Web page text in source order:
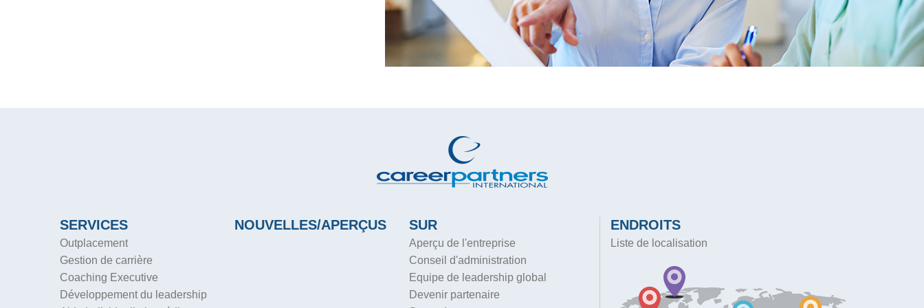
SERVICES
Outplacement
Gestion de carrière
Coaching Executive
Développement du leadership
NOUVELLES/APERÇUS SUR
Aperçu de l'entreprise
Conseil d'administration
Equipe de leadership global
Devenir partenaire
ENDROITS
Liste de localisation